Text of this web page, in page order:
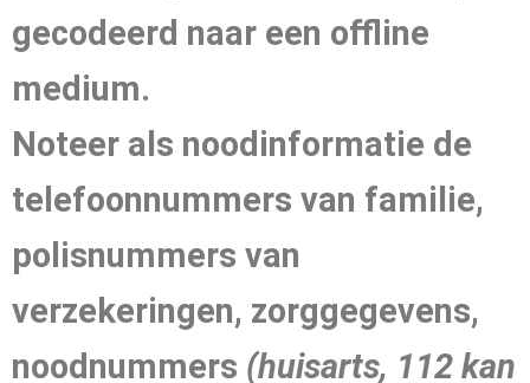
gecodeerd naar een offline
medium.
Noteer als noodinformatie de
telefoonnummers van familie,
polisnummers van
verzekeringen, zorggegevens,
noodnummers (huisarts, 112 kan